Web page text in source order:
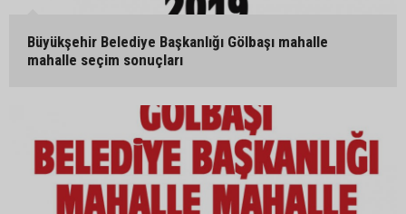
Büyükşehir Belediye Başkanlığı Gölbaşı mahalle
mahalle seçim sonuçları